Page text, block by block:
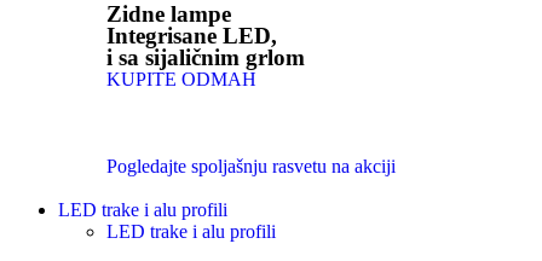
Zidne lampe
Integrisane LED,
i sa sijaličnim grlom
KUPITE ODMAH
Pogledajte spoljašnju rasvetu na akciji
LED trake i alu profili
LED trake i alu profili